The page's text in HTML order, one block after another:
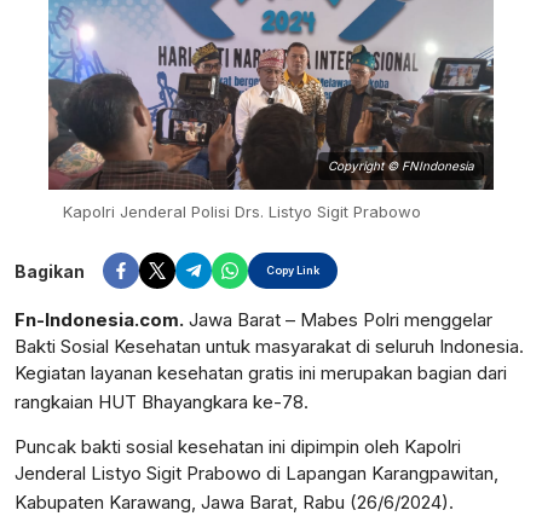
Copyright © FNIndonesia
Kapolri Jenderal Polisi Drs. Listyo Sigit Prabowo
Bagikan Copy Link
Fn-Indonesia.com. Jawa Barat – Mabes Polri menggelar
Bakti Sosial Kesehatan untuk masyarakat di seluruh Indonesia.
Kegiatan layanan kesehatan gratis ini merupakan bagian dari
rangkaian HUT Bhayangkara ke-78.
Puncak bakti sosial kesehatan ini dipimpin oleh Kapolri
Jenderal Listyo Sigit Prabowo di Lapangan Karangpawitan,
Kabupaten Karawang, Jawa Barat, Rabu (26/6/2024).